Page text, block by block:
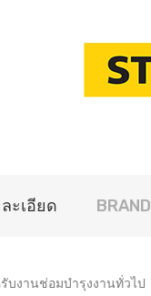
ะเอียด BRAND
บงานช่อมบำรุงงานทั่วไป